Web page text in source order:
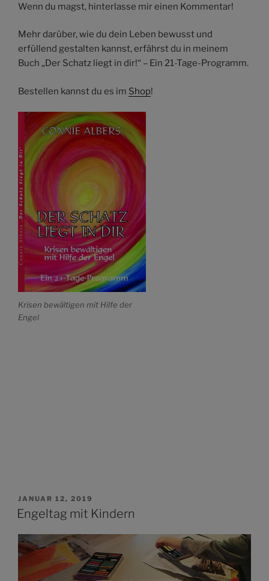
Wenn du magst, hinterlasse mir einen Kommentar!
Mehr darüber, wie du dein Leben bewusst und
erfüllend gestalten kannst, erfährst du in meinem
Buch „Der Schatz liegt in dir!“ – Ein 21-Tage-Programm.
Bestellen kannst du es im Shop!
Krisen bewältigen mit Hilfe der
Engel
VERÖFFENTLICHT
AM
JANUAR 12, 2019
Engeltag mit Kindern